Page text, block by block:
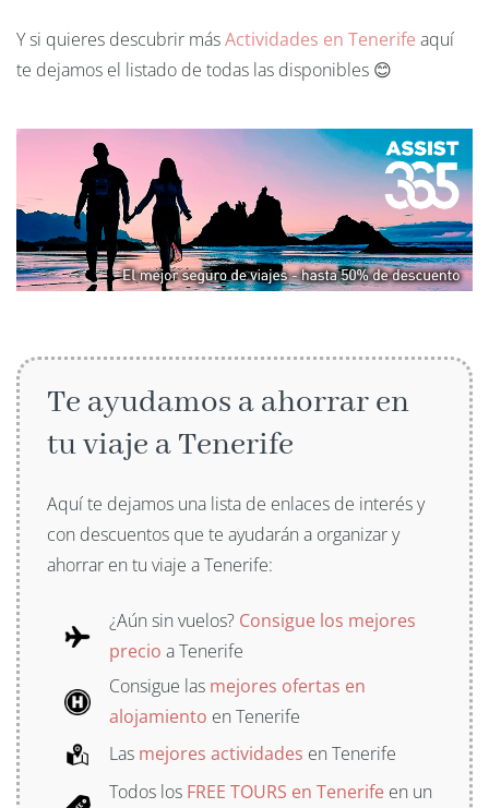
Y si quieres descubrir másActividades en Tenerife aquí
te dejamos el listado de todas las disponibles 😊
Te ayudamos a ahorrar en
tu viaje a Tenerife
Aquí te dejamos una lista de enlaces de interés y
con descuentos que te ayudarán a organizar y
ahorrar en tu viaje a Tenerife:
¿Aún sin vuelos? Consigue los mejores
precio a Tenerife
Consigue las mejores ofertas en
alojamiento en Tenerife
Las mejores actividades en Tenerife
Todos los FREE TOURS en Tenerife en un